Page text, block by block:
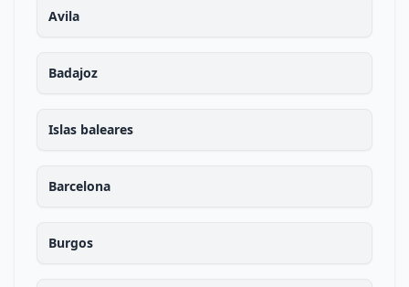
Avila
Badajoz
Islas baleares
Barcelona
Burgos